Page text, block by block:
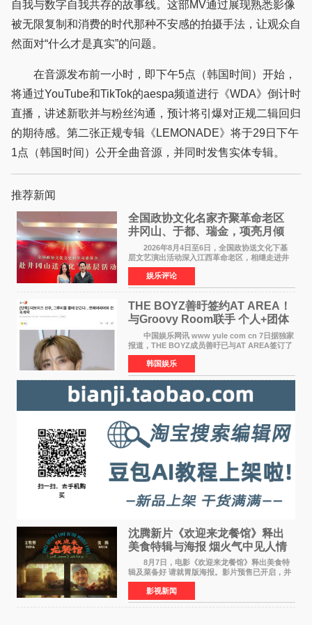
自我与数字自我共存的故事线。这部MV通过展现熟悉影像
被无限复制和消费的时代那种不安感的拍摄手法，让观众自
然面对“什么才是真实”的问题。
在音源发布前一小时，即下午5点（韩国时间）开始，
将通过YouTube和TikTok的aespa频道进行《WDA》倒计时
直播，讲述新歌并与粉丝沟通，预计将引爆对正规二辑回归
的期待感。第二张正规专辑《LEMONADE》将于29日下午
1点（韩国时间）公开全曲音源，并同时发售实体专辑。
推荐新闻
全国政协文化名家齐聚革命老区
井冈山、于都、瑞金，项亮月倾
情献唱《桃花谣》致敬红色沃土
2026年8月4日至6日，全国政协送文化下基
层文艺演出活动深入江西革命老区，相继走进井
冈山、于都长征出发地、瑞金三地。由全国政协
文化文史和学习委员会副主任、甘肃省政协原主
席欧阳坚率团，一
娱乐评论
THE BOYZ善旴签约AT AREA！
与Groovy Room联手 个人+团体
活动并行
中国娱乐网讯 www yule com cn 7日据独家
报道，THE BOYZ成员善旴已与AT AREA签订了
专属合约。AT AREA是由知名制作人组合
Groovy Room创立的hip-hop厂牌，旗下拥有多
位实力派音乐人，在韩
韩国娱乐
沈腾新片《欢迎来龙餐馆》释出
美食特辑与海报 烟火气中见人情
温暖
8月7日，电影《欢迎来龙餐馆》释出美食特
辑及菜备好 请就胃版海报。影片预售已开启，并
将于8月8日至10日14:00-21:00举行全国超前点
映。电影《欢迎来龙餐馆》作为战争美食喜剧大
片，讲述了中国
影视新闻